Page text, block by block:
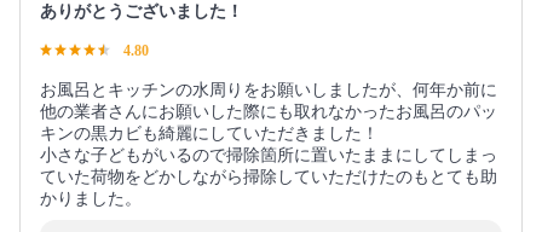
ありがとうございました！
4.80
お風呂とキッチンの水周りをお願いしましたが、何年か前に
他の業者さんにお願いした際にも取れなかったお風呂のパッ
キンの黒カビも綺麗にしていただきました！
小さな子どもがいるので掃除箇所に置いたままにしてしまっ
ていた荷物をどかしながら掃除していただけたのもとても助
かりました。